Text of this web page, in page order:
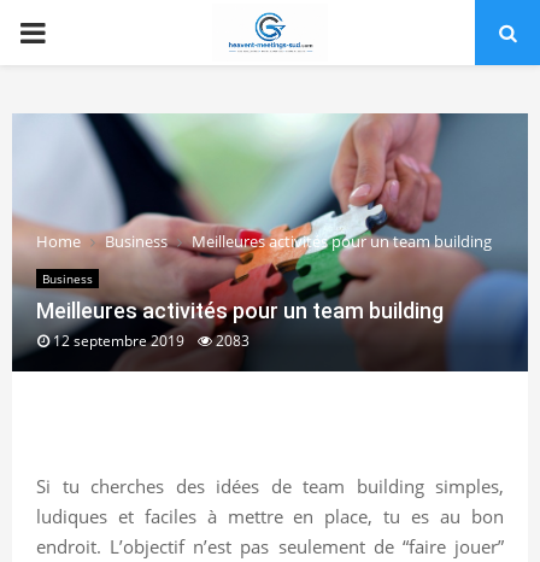
PRIMARY
Home Business Meilleures activités pour un team building
Business
Meilleures activités pour un team building
12 septembre 2019 2083
Si tu cherches des idées de team building simples,
ludiques et faciles à mettre en place, tu es au bon
endroit. L’objectif n’est pas seulement de “faire jouer”